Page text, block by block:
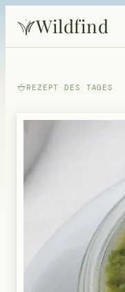
Wildfind
Rezepte
Heilkunde
REZEPT DES TAGES